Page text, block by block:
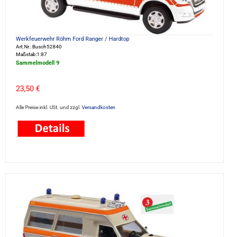
Werkfeuerwehr Röhm Ford Ranger / Hardtop
Art.Nr.: Busch52840
Maßstab:1:87
Sammelmodell 9
23,50 €
Alle Preise inkl. USt. und zzgl. Versandkosten